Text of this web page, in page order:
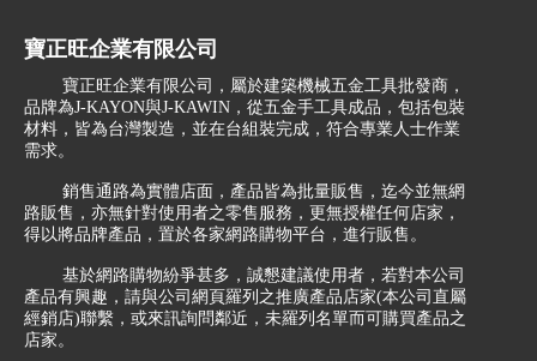
寶正旺企業有限公司
寶正旺企業有限公司，屬於建築機械五金工具批發商，
品牌為J-KAYON與J-KAWIN，從五金手工具成品，包括包裝
材料，皆為台灣製造，並在台組裝完成，符合專業人士作業
需求。
銷售通路為實體店面，產品皆為批量販售，迄今並無網
路販售，亦無針對使用者之零售服務，更無授權任何店家，
得以將品牌產品，置於各家網路購物平台，進行販售。
基於網路購物紛爭甚多，誠懇建議使用者，若對本公司
產品有興趣，請與公司網頁羅列之推廣產品店家(本公司直屬
經銷店)聯繫，或來訊詢問鄰近，未羅列名單而可購買產品之
店家。